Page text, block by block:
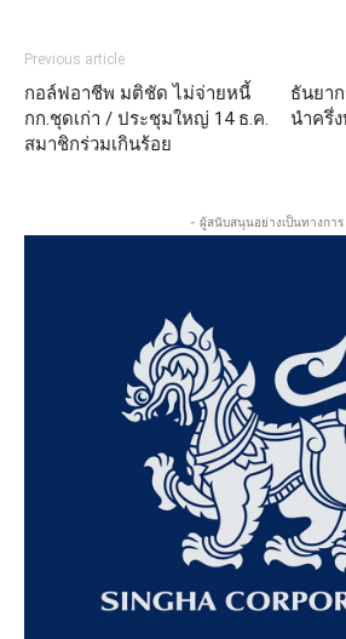
Previous article
กอล์ฟอาชีพ มติชัด ไม่จ่ายหนี้
กก.ชุดเก่า / ประชุมใหญ่ 14 ธ.ค.
สมาชิกร่วมเกินร้อย
ธันยา
นำครึ่
- ผู้สนับสนุนอย่างเป็นทางการ